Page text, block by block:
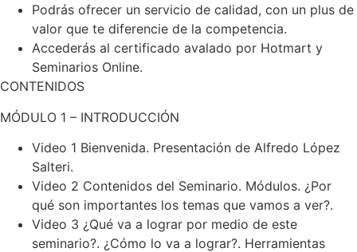
Podrás ofrecer un servicio de calidad, con un plus de
valor que te diferencie de la competencia.
Accederás al certificado avalado por Hotmart y
Seminarios Online.
CONTENIDOS
MÓDULO 1 – INTRODUCCIÓN
Video 1 Bienvenida. Presentación de Alfredo López
Salteri.
Video 2 Contenidos del Seminario. Módulos. ¿Por
qué son importantes los temas que vamos a ver?.
Video 3 ¿Qué va a lograr por medio de este
seminario?. ¿Cómo lo va a lograr?. Herramientas